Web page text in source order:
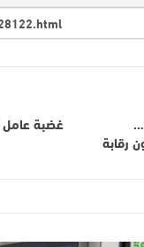
رقابة
غضبة عامل